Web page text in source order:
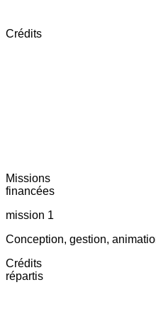
Crédits
Missions
financées
mission 1
Conception, gestion,
Crédits
répartis